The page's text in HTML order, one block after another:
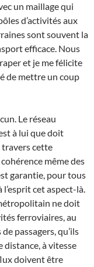
un maillage qui
d’activités aux
sont souvent la
efficace. Nous
et je me félicite
de mettre un coup
Le réseau
à lui que doit
travers cette
même des
garantie, pour tous
cet aspect-là.
ne doit
ferroviaires, au
passagers, qu’ils
distance, à vitesse
doivent être